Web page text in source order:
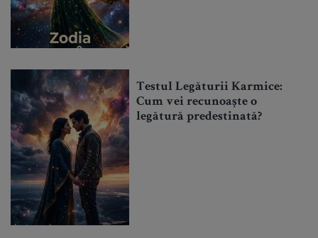
Testul Legăturii Karmice:
Cum vei recunoaște o
legătură predestinată?